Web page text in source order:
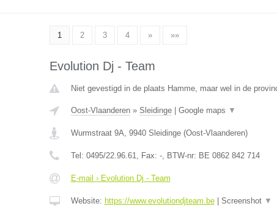
1 2 3 4 » »»
Evolution Dj - Team
Niet gevestigd in de plaats Hamme, maar wel in de
Oost-Vlaanderen» Sleidinge| Google maps ▼
Wurmstraat 9A, 9940 Sleidinge(Oost-Vlaanderen)
Tel: 0495/22.96.61, Fax: -, BTW-nr: BE 0862 842 714
E-mail › Evolution Dj - Team
Website: https://www.evolutiondjteam.be| Screenshot ▼